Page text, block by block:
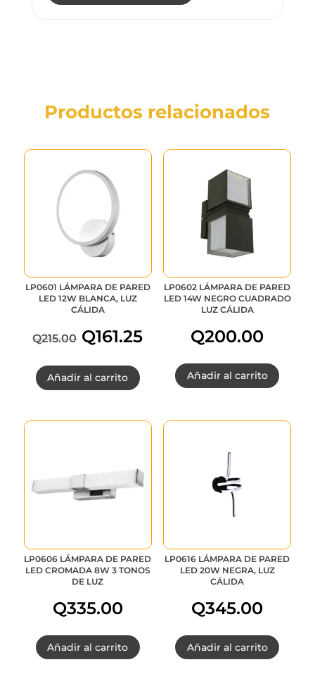
Productos relacionados
LP0601 LÁMPARA DE PARED
LED 12W BLANCA, LUZ
CÁLIDA
Q215.00
precio
original
Q215.00.
Q161.25
precio
actual
Q161.25.
Añadir al carrito
LP0602 LÁMPARA DE PARED
LED 14W NEGRO CUADRADO
LUZ CÁLIDA
Q200.00
Añadir al carrito
LP0606 LÁMPARA DE PARED
LED CROMADA 8W 3 TONOS
DE LUZ
Q335.00
Añadir al carrito
LP0616 LÁMPARA DE PARED
LED 20W NEGRA, LUZ
CÁLIDA
Q345.00
Añadir al carrito